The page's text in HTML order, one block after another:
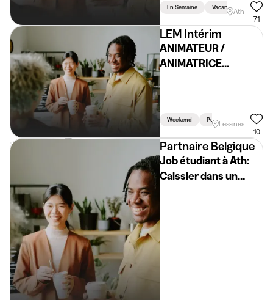
En Semaine VacancesAth
71
LEM Intérim
ANIMATEUR /
ANIMATRICE
LESSINES
Weekend Permis Requis
Lessines
10
Partnaire Belgique
Job étudiant à Ath:
Caissier dans un